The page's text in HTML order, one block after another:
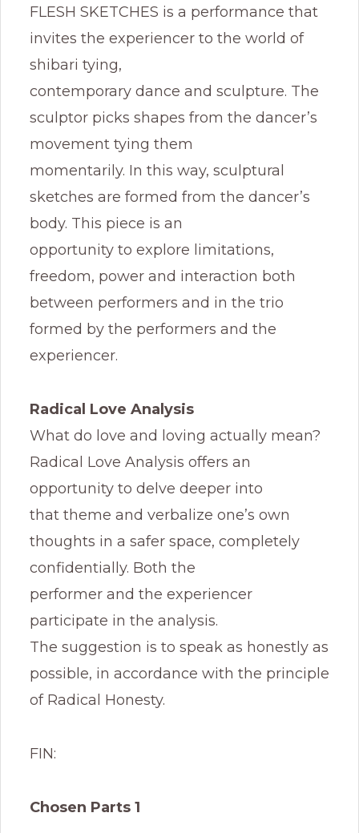
FLESH SKETCHES is a performance that
invites the experiencer to the world of
shibari tying,
contemporary dance and sculpture. The
sculptor picks shapes from the dancer’s
movement tying them
momentarily. In this way, sculptural
sketches are formed from the dancer’s
body. This piece is an
opportunity to explore limitations,
freedom, power and interaction both
between performers and in the trio
formed by the performers and the
experiencer.
Radical Love Analysis
What do love and loving actually mean?
Radical Love Analysis offers an
opportunity to delve deeper into
that theme and verbalize one’s own
thoughts in a safer space, completely
confidentially. Both the
performer and the experiencer
participate in the analysis.
The suggestion is to speak as honestly as
possible, in accordance with the principle
of Radical Honesty.
FIN:
Chosen Parts 1